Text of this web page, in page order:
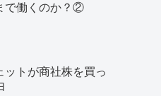
で働くのか？②
ットが商社株を買っ